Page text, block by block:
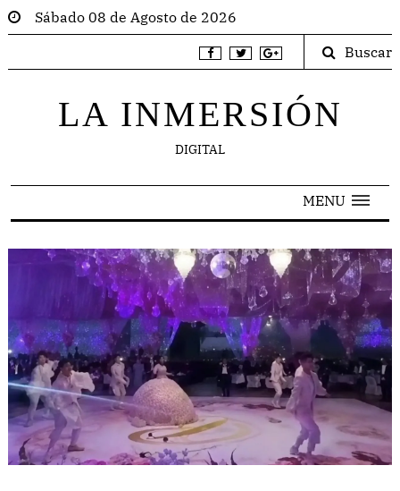
Sábado 08 de Agosto de 2026
Buscar
LA INMERSIÓN
DIGITAL
MENU